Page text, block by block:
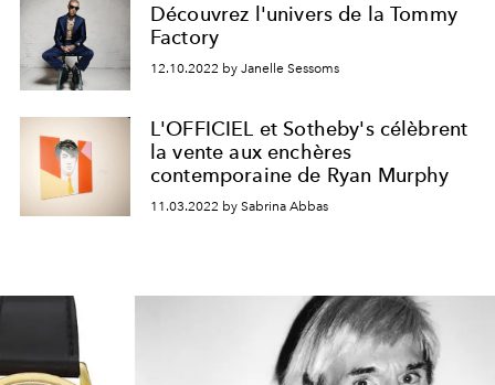
Découvrez l'univers de la Tommy
Factory
12.10.2022 by Janelle Sessoms
L'OFFICIEL et Sotheby's célèbrent
la vente aux enchères
contemporaine de Ryan Murphy
11.03.2022 by Sabrina Abbas